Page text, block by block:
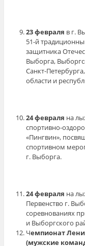
23 февраля в г.
51-й
защитника
Выборга,
Санкт-
области и
24 февраля на
спортивно-
«Пингвин»,
спортивном
г. Выборга.
24 февраля на
Первенство г.
соревнованиях
и Выборгского
Чемпионат
(мужские